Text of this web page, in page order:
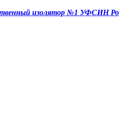
изолятор №1 УФСИН